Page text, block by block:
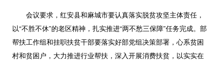
会议要求，红安县和麻城市要认真落实脱贫攻坚主体责任，
以“不胜不休”的老区精神，扎实推进“两不愁三保障”任务完成。部
帮扶工作组和挂职扶贫干部要落实好部党组决策部署，心系贫困
村和贫困户，大力推进行业帮扶，深入开展消费扶贫，以实实在